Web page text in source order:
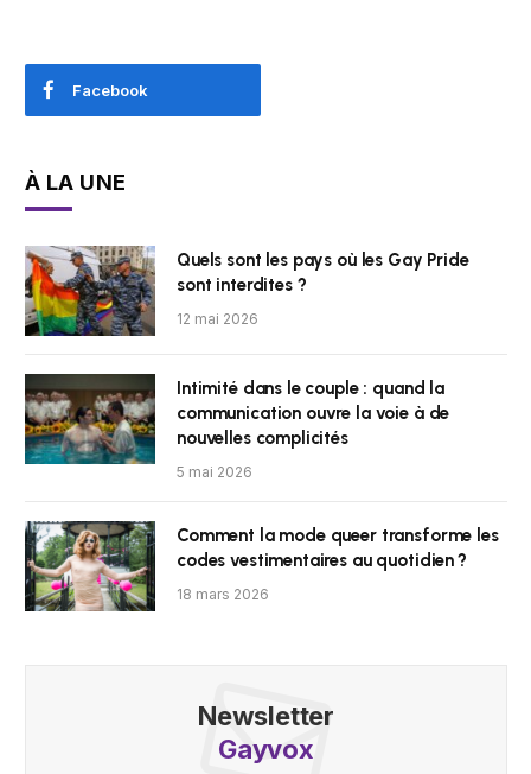
Facebook
À LA UNE
Quels sont les pays où les Gay Pride
sont interdites ?
12 mai 2026
Intimité dans le couple : quand la
communication ouvre la voie à de
nouvelles complicités
5 mai 2026
Comment la mode queer transforme les
codes vestimentaires au quotidien ?
18 mars 2026
Newsletter
Gayvox